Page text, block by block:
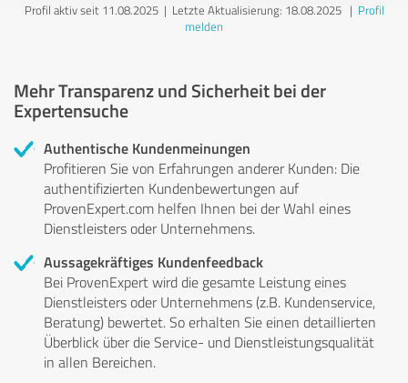
Profil aktiv seit 11.08.2025 | Letzte Aktualisierung: 18.08.2025| Profil
melden
Mehr Transparenz und Sicherheit bei der
Expertensuche
Authentische Kundenmeinungen
Profitieren Sie von Erfahrungen anderer Kunden: Die
authentifizierten Kundenbewertungen auf
ProvenExpert.com helfen Ihnen bei der Wahl eines
Dienstleisters oder Unternehmens.
Aussagekräftiges Kundenfeedback
Bei ProvenExpert wird die gesamte Leistung eines
Dienstleisters oder Unternehmens (z.B. Kundenservice,
Beratung) bewertet. So erhalten Sie einen detaillierten
Überblick über die Service- und Dienstleistungsqualität
in allen Bereichen.